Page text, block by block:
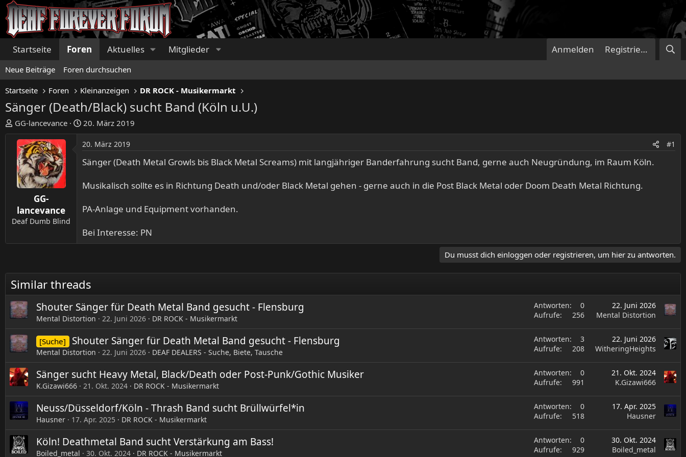
Startseite Foren Aktuelles Mitglieder Anmelden Registrieren
Neue Beiträge Foren durchsuchen
Startseite Foren Kleinanzeigen DR ROCK - Musikermarkt
Sänger (Death/Black) sucht Band (Köln u.U.)
E
r
s
e
GG-lancevance
E
r
s
e
l
a
20. März 2019
GG-
lancevance
Deaf Dumb Blind
20. März 2019 #1
Sänger (Death Metal Growls bis Black Metal Screams) mit langjähriger Banderfahrung sucht Band, gerne auch Neugründung, im Raum Köln.
Musikalisch sollte es in Richtung Death und/oder Black Metal gehen - gerne auch in die Post Black Metal oder Doom Death Metal Richtung.
PA-Anlage und Equipment vorhanden.
Bei Interesse: PN
Du musst dich einloggen oder registrieren, um hier zu antworten.
Similar threads
Shouter Sänger für Death Metal Band gesucht - Flensburg
Mental Distortion 22. Juni 2026 DR ROCK - Musikermarkt
Antworten
0
Aufrufe
256
22. Juni 2026
Mental Distortion
[Suche] Shouter Sänger für Death Metal Band gesucht - Flensburg
Mental Distortion 22. Juni 2026 DEAF DEALERS - Suche, Biete, Tausche
Antworten
3
Aufrufe
208
22. Juni 2026
WitheringHeights
Sänger sucht Heavy Metal, Black/Death oder Post-Punk/Gothic Musiker
K.Gizawi666 21. Okt. 2024 DR ROCK - Musikermarkt
Antworten
0
Aufrufe
991
21. Okt. 2024
K.Gizawi666
Neuss/Düsseldorf/Köln - Thrash Band sucht Brüllwürfel*in
Hausner 17. Apr. 2025 DR ROCK - Musikermarkt
Antworten
0
Aufrufe
518
17. Apr. 2025
Hausner
Köln! Deathmetal Band sucht Verstärkung am Bass!
Boiled_metal 30. Okt. 2024 DR ROCK - Musikermarkt
Antworten
0
Aufrufe
929
30. Okt. 2024
Boiled_metal